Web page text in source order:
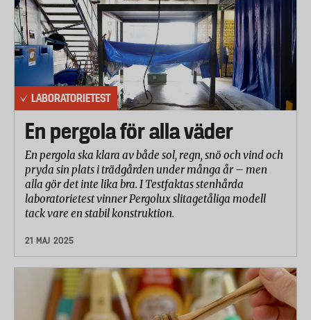
LABORATORIETEST
En pergola för alla väder
En pergola ska klara av både sol, regn, snö och vind och
pryda sin plats i trädgården under många år – men
alla gör det inte lika bra. I Testfaktas stenhårda
laboratorietest vinner Pergolux slitagetåliga modell
tack vare en stabil konstruktion.
21 MAJ 2025